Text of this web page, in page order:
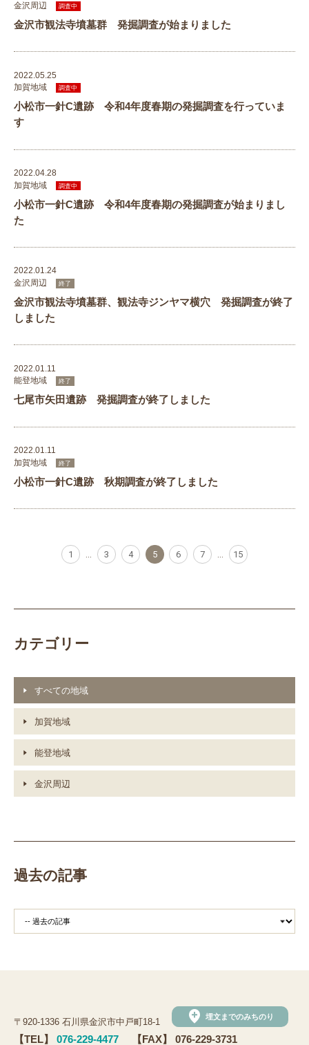
金沢周辺
調査中
金沢市観法寺墳墓群 発掘調査が始まりました
2022.05.25
加賀地域
調査中
小松市一針C遺跡 令和4年度春期の発掘調査を行っていま
す
2022.04.28
加賀地域
調査中
小松市一針C遺跡 令和4年度春期の発掘調査が始まりまし
た
2022.01.24
金沢周辺
終了
金沢市観法寺墳墓群、観法寺ジンヤマ横穴 発掘調査が終了
しました
2022.01.11
能登地域
終了
七尾市矢田遺跡 発掘調査が終了しました
2022.01.11
加賀地域
終了
小松市一針C遺跡 秋期調査が終了しました
1 ... 3 4 5 6 7 ... 15
カテゴリー
すべての地域
加賀地域
能登地域
金沢周辺
過去の記事
〒920-1336 石川県金沢市中戸町18-1 add_location 埋文までのみちのり
【TEL】 076-229-4477 【FAX】 076-229-3731